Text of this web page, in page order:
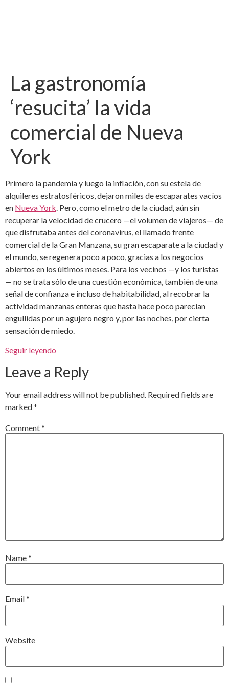
La gastronomía
‘resucita’ la vida
comercial de Nueva
York
Primero la pandemia y luego la inflación, con su estela de
alquileres estratosféricos, dejaron miles de escaparates vacíos
en Nueva York . Pero, como el metro de la ciudad, aún sin
recuperar la velocidad de crucero —el volumen de viajeros— de
que disfrutaba antes del coronavirus, el llamado frente
comercial de la Gran Manzana, su gran escaparate a la ciudad y
el mundo, se regenera poco a poco, gracias a los negocios
abiertos en los últimos meses. Para los vecinos —y los turistas
— no se trata sólo de una cuestión económica, también de una
señal de confianza e incluso de habitabilidad, al recobrar la
actividad manzanas enteras que hasta hace poco parecían
engullidas por un agujero negro y, por las noches, por cierta
sensación de miedo.
Seguir leyendo
Leave a Reply
Your email address will not be published. Required fields are
marked*
Comment*
Name*
Email*
Website